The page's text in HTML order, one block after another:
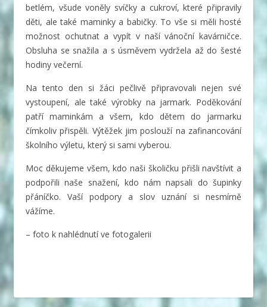
betlém, všude voněly svíčky a cukroví, které připravily
děti, ale také maminky a babičky. To vše si měli hosté
možnost ochutnat a vypít v naší vánoční kavárničce.
Obsluha se snažila a s úsměvem vydržela až do šesté
hodiny večerní.
Na tento den si žáci pečlivě připravovali nejen své
vystoupení, ale také výrobky na jarmark. Poděkování
patří maminkám a všem, kdo dětem do jarmarku
čímkoliv přispěli. Výtěžek jim poslouží na zafinancování
školního výletu, který si sami vyberou.
Moc děkujeme všem, kdo naši školičku přišli navštívit a
podpořili naše snažení, kdo nám napsali do šupinky
přáníčko. Vaší podpory a slov uznání si nesmírně
vážíme.
– foto k nahlédnutí ve fotogalerii